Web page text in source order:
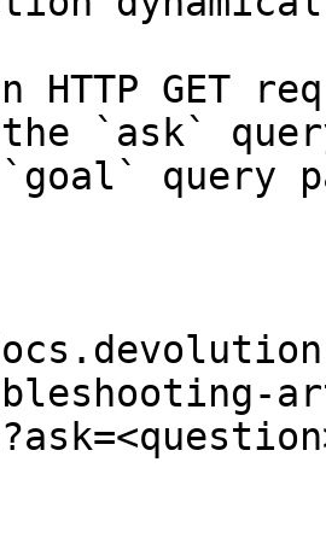
HTTP GET
the `ask`
query